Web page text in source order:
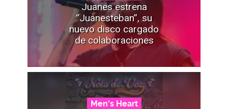
Juanes estrena
“Juanesteban”, su
nuevo disco cargado
de colaboraciones
Men's Heart